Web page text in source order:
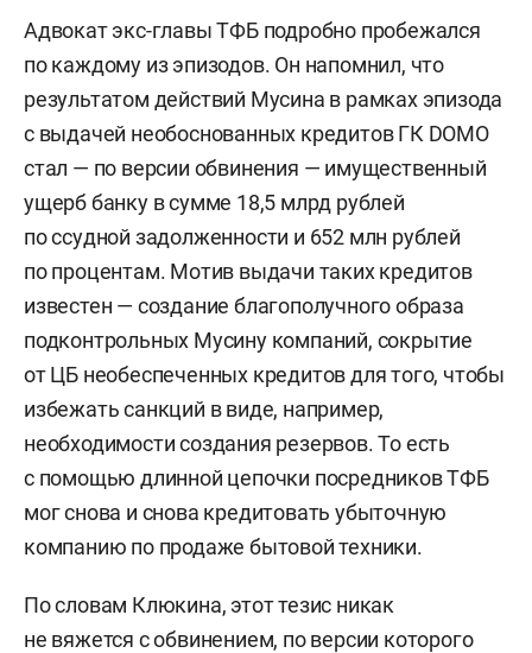
Адвокат экс-главы ТФБ подробно пробежался
по каждому из эпизодов. Он напомнил, что
результатом действий Мусина в рамках эпизода
с выдачей необоснованных кредитов ГК DOMO
стал — по версии обвинения — имущественный
ущерб банку в сумме 18,5 млрд рублей
по ссудной задолженности и 652 млн рублей
по процентам. Мотив выдачи таких кредитов
известен — создание благополучного образа
подконтрольных Мусину компаний, сокрытие
от ЦБ необеспеченных кредитов для того, чтобы
избежать санкций в виде, например,
необходимости создания резервов. То есть
с помощью длинной цепочки посредников ТФБ
мог снова и снова кредитовать убыточную
компанию по продаже бытовой техники.
По словам Клюкина, этот тезис никак
не вяжется с обвинением, по версии которого